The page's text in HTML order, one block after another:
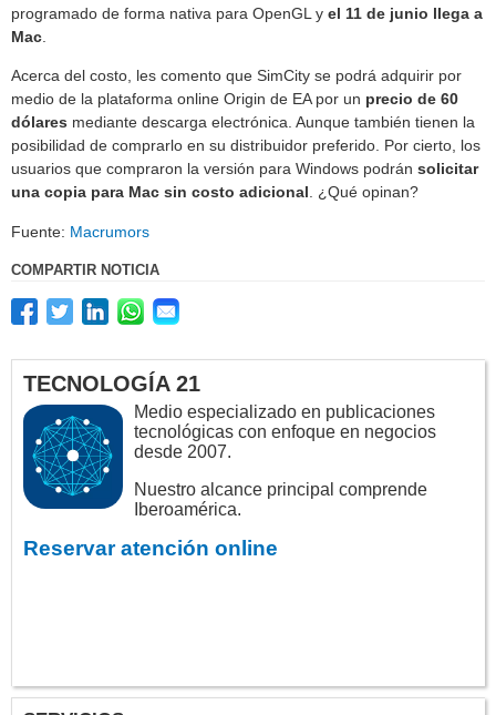
programado de forma nativa para OpenGL y el 11 de junio llega a
Mac
Acerca del costo, les comento que SimCity se podrá adquirir por
medio de la plataforma online Origin de EA por un precio de 60
dólares mediante descarga electrónica. Aunque también tienen la
posibilidad de comprarlo en su distribuidor preferido. Por cierto, los
usuarios que compraron la versión para Windows podrán solicitar
una copia para Mac sin costo adicional. ¿Qué opinan?
Fuente: Macrumors
COMPARTIR NOTICIA
TECNOLOGÍA 21
Medio especializado en publicaciones
tecnológicas con enfoque en negocios
desde 2007.
Nuestro alcance principal comprende
Iberoamérica.
Reservar atención online